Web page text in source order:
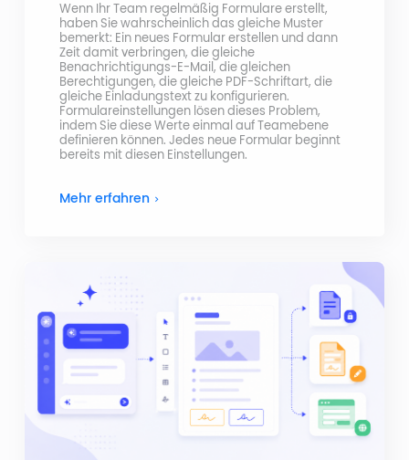
Wenn Ihr Team regelmäßig Formulare erstellt,
haben Sie wahrscheinlich das gleiche Muster
bemerkt: Ein neues Formular erstellen und dann
Zeit damit verbringen, die gleiche
Benachrichtigungs-E-Mail, die gleichen
Berechtigungen, die gleiche PDF-Schriftart, die
gleiche Einladungstext zu konfigurieren.
Formulareinstellungen lösen dieses Problem,
indem Sie diese Werte einmal auf Teamebene
definieren können. Jedes neue Formular beginnt
bereits mit diesen Einstellungen.
Mehr erfahren